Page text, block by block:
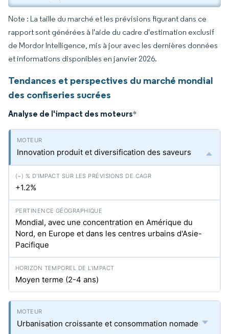
Note : La taille du marché et les prévisions figurant dans ce
rapport sont générées à l'aide du cadre d'estimation exclusif
de Mordor Intelligence, mis à jour avec les dernières données
et informations disponibles en janvier 2026.
Tendances et perspectives du marché mondial
des confiseries sucrées
Analyse de l'impact des moteurs*
Innovation produit et diversification des saveurs
+1.2%
Mondial, avec une concentration en Amérique du
Nord, en Europe et dans les centres urbains d'Asie-
Pacifique
Moyen terme (2-4 ans)
Urbanisation croissante et consommation nomade